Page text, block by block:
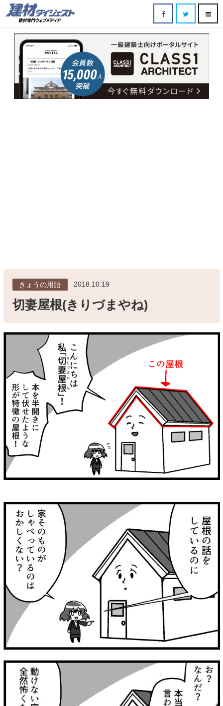
きょうの用語 2018.10.19
切妻屋根(きりづまやね)